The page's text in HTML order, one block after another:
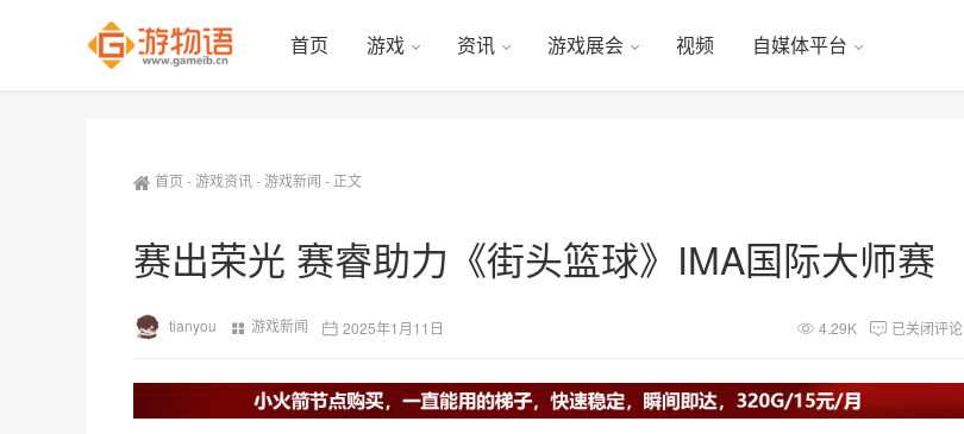
首页 游戏 资讯 游戏展会 视频 自媒体平台
首页 -游戏资讯-游戏新闻 - 正文
赛出荣光 赛睿助力《街头篮球》IMA国际大师赛
tianyou 游戏新闻 2025年1月11日 4.29K 已关闭评论